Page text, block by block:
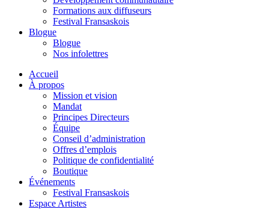
Formations aux diffuseurs
Festival Fransaskois
Blogue
Blogue
Nos infolettres
Accueil
À propos
Mission et vision
Mandat
Principes Directeurs
Équipe
Conseil d’administration
Offres d’emplois
Politique de confidentialité
Boutique
Événements
Festival Fransaskois
Espace Artistes